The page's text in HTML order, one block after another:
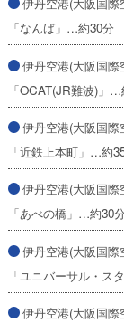
伊丹空港(大阪国際
「なんば」…約30分
伊丹空港(大阪国際
「OCAT(JR難波)」…
伊丹空港(大阪国際
「近鉄上本町」…約
伊丹空港(大阪国際
「あべの橋」…約30分
伊丹空港(大阪国際
「ユニバーサル・
伊丹空港(大阪国際